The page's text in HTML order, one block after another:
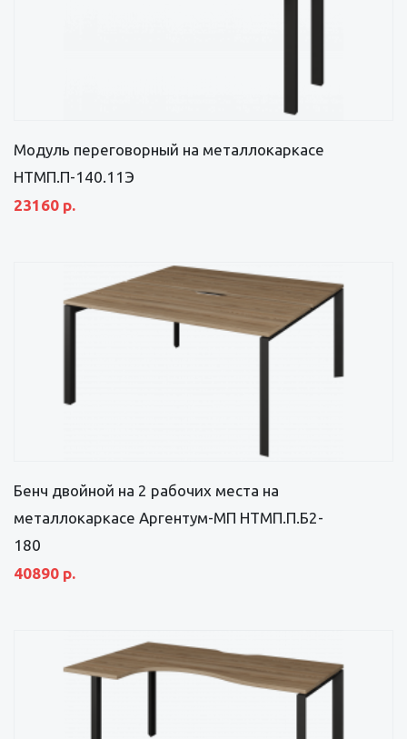
Модуль переговорный на металлокаркасе
НТМП.П-140.11Э
23160 р.
Бенч двойной на 2 рабочих места на
металлокаркасе Аргентум-МП НТМП.П.Б2-
180
40890 р.